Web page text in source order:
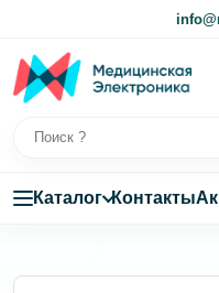
Каталог Контакты